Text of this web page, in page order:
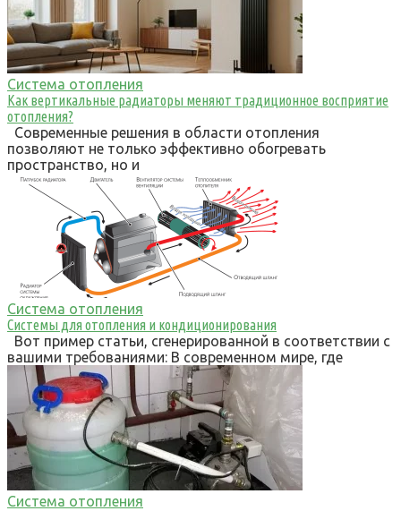
Система отопления
Как вертикальные радиаторы меняют традиционное восприятие
отопления?
Современные решения в области отопления
позволяют не только эффективно обогревать
пространство, но и
Система отопления
Системы для отопления и кондиционирования
Вот пример статьи, сгенерированной в соответствии с
вашими требованиями: В современном мире, где
Система отопления